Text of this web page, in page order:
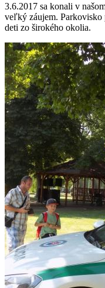
3.6.2017 sa konali v
veľký záujem. Parkovisko
deti zo širokého okolia.